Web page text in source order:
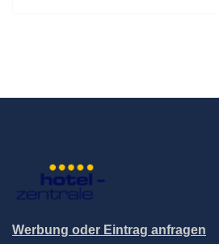
Werbung oder Eintrag anfragen